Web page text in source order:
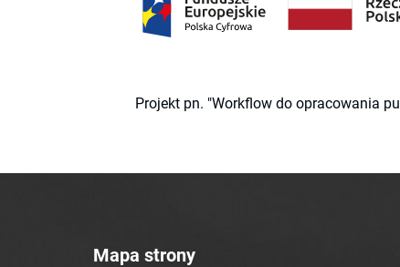
Projekt pn. "Workflow do opracowania
Mapa strony